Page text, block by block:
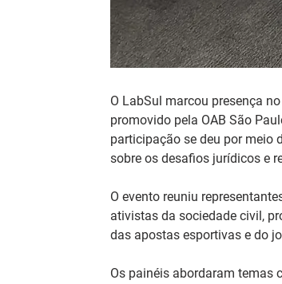
O LabSul marcou presença
promovido pela OAB São
participação se deu por meio
sobre os desafios jurídicos e
O evento reuniu
ativistas da sociedade civil,
das apostas esportivas e do
Os painéis abordaram temas